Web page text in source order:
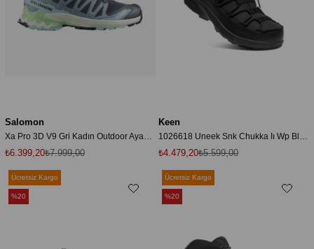
Salomon
Xa Pro 3D V9 Gri Kadın Outdoor Ayakkabı - L47748000
₺6.399,20₺7.999,00
Keen
1026618 Uneek Snk Chukka Iı Wp Black/black/black Kadın Outdoor Bot
₺4.479,20₺5.599,00
Ücretsiz Kargo
%20
Ücretsiz Kargo
%20